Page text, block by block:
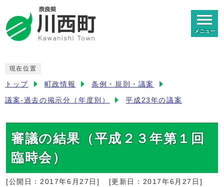
メニュー
現在位置
トップ 町政情報 条例・規則・議案
議案-過去の掲示分（年度別） 平成23年の議案
審議の結果（平成２３年第１回
臨時会）
[公開日： 2017年6月27日 ] [更新日： 2017年6月27日 ]